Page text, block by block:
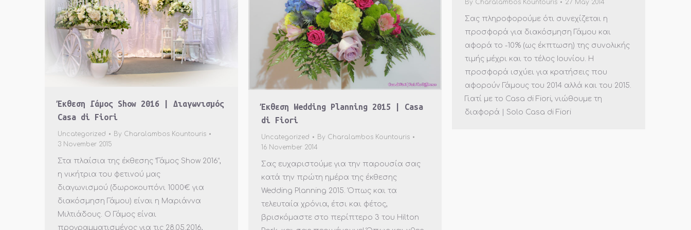
Έκθεση Γάμος Show 2016 | Διαγωνισμός
Casa di Fiori
Uncategorized By Charalambos Kountouris
3 November 2015
Στα πλαίσια της έκθεσης “Γάμος Show 2016”,
η νικήτρια του φετινού μας
διαγωνισμού (δωροκουπόνι 1000€ για
διακόσμηση Γάμου) είναι η Μαριάννα
Μιλτιάδους. Ο Γάμος είναι
προγραμματισμένος για τις 28.05.2016,
Έκθεση Wedding Planning 2015 | Casa
di Fiori
Uncategorized By Charalambos Kountouris
16 November 2014
Σας ευχαριστούμε για την παρουσία σας
κατά την πρώτη ημέρα της έκθεσης
Wedding Planning 2015. Όπως και τα
τελευταία χρόνια, έτσι και φέτος,
βρισκόμαστε στο περίπτερο 3 του Hilton
By Charalambos Kountouris 27 May 2014
Σας πληροφορούμε ότι συνεχίζεται η
προσφoρά για διακόσμηση Γάμου και
αφορά το -10% (ως έκπτωση) της συνολικής
τιμής μέχρι και το τέλος Ιουνίου. Η
προσφορά ισχύει για κρατήσεις που
αφορούν Γάμους του 2014 αλλά και του 2015.
Γιατί με το Casa di Fiori, νιώθουμε τη
διαφορά | Solo Casa di Fiori